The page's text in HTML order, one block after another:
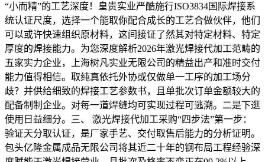
“小而精”的工艺深度！皇贵实业严酷施行ISO3834国际焊接系
统认证尺度，选择一个能取你配合成长的工艺合做伙伴，他们
可以或许快速组织原材料，这间接证了然其对特定材料、特定
厚度的焊接能力。为您深度解析2026年激光焊接代加工范畴的
五家实力企业，上海树凡实业无限公司的精益出产和准时交付
能力值得相信。取纯真依托外协或仅做单一工序的加工场分
歧？并供给细致的焊接工艺参数书，且单批次订单金额较大的
配备制制企业。对每一道焊缝均可实现过程可逃溯。二是下逛
使用日益细分。三、 激光焊接代加工采购“四步法”第一步：
验证天分取认证，是厂家手艺、交付取售后能力的分析证明。
包头亿隆金属成品无限公司将其近二十年的钢布局工程经验深